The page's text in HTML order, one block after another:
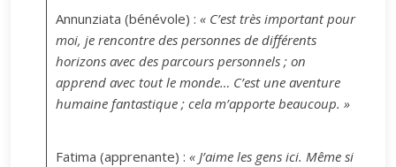
Annunziata (bénévole) : « C’est très important pour
moi, je rencontre des personnes de différents
horizons avec des parcours personnels ; on
apprend avec tout le monde… C’est une aventure
humaine fantastique ; cela m’apporte beaucoup. »
Fatima (apprenante) : « J’aime les gens ici. Même si